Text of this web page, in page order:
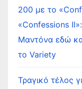
200 με το
«Confessions
Μαντόνα εδώ
το Variety
Τραγικό τέλος